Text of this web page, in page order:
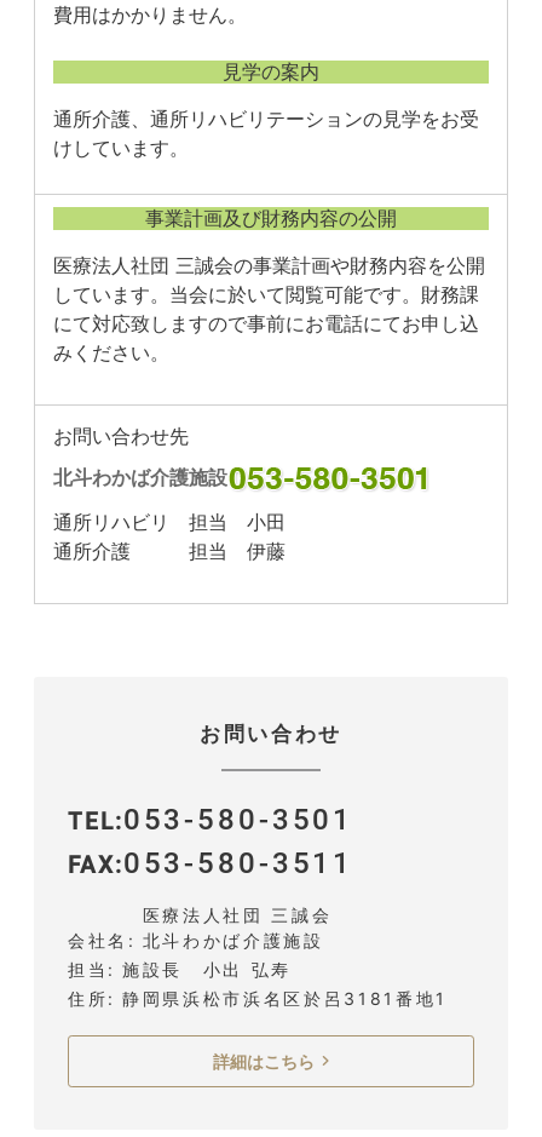
費用はかかりません。
見学の案内
通所介護、通所リハビリテーションの見学をお受
けしています。
事業計画及び財務内容の公開
医療法人社団 三誠会の事業計画や財務内容を公開
しています。当会に於いて閲覧可能です。財務課
にて対応致しますので事前にお電話にてお申し込
みください。
お問い合わせ先
北斗わかば介護施設
通所リハビリ 担当 小田
通所介護 担当 伊藤
お問い合わせ
TEL 053-580-3501
FAX 053-580-3511
会社名
医療法人社団 三誠会
北斗わかば介護施設
担当
施設長 小出 弘寿
住所
静岡県浜松市浜名区於呂3181番地1
詳細はこちら